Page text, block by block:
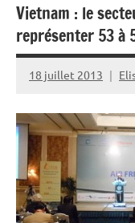
Vietnam : le
représenter 53 à
18 juillet 2013